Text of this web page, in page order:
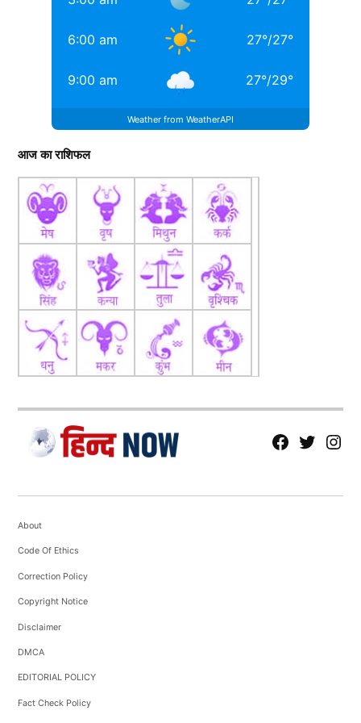
6:00 am 27°/27°
9:00 am 27°/29°
Weather from WeatherAPI
आज का राशिफल
fb Tw tw
About
Code Of Ethics
Correction Policy
Copyright Notice
Disclaimer
DMCA
EDITORIAL POLICY
Fact Check Policy